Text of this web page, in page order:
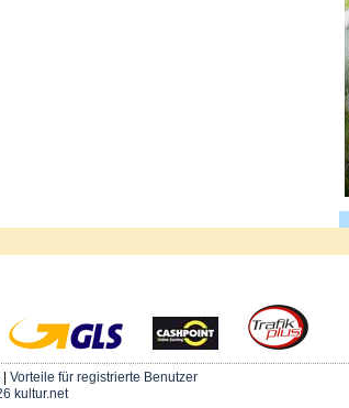
| Vorteile für registrierte Benutzer
kultur.net